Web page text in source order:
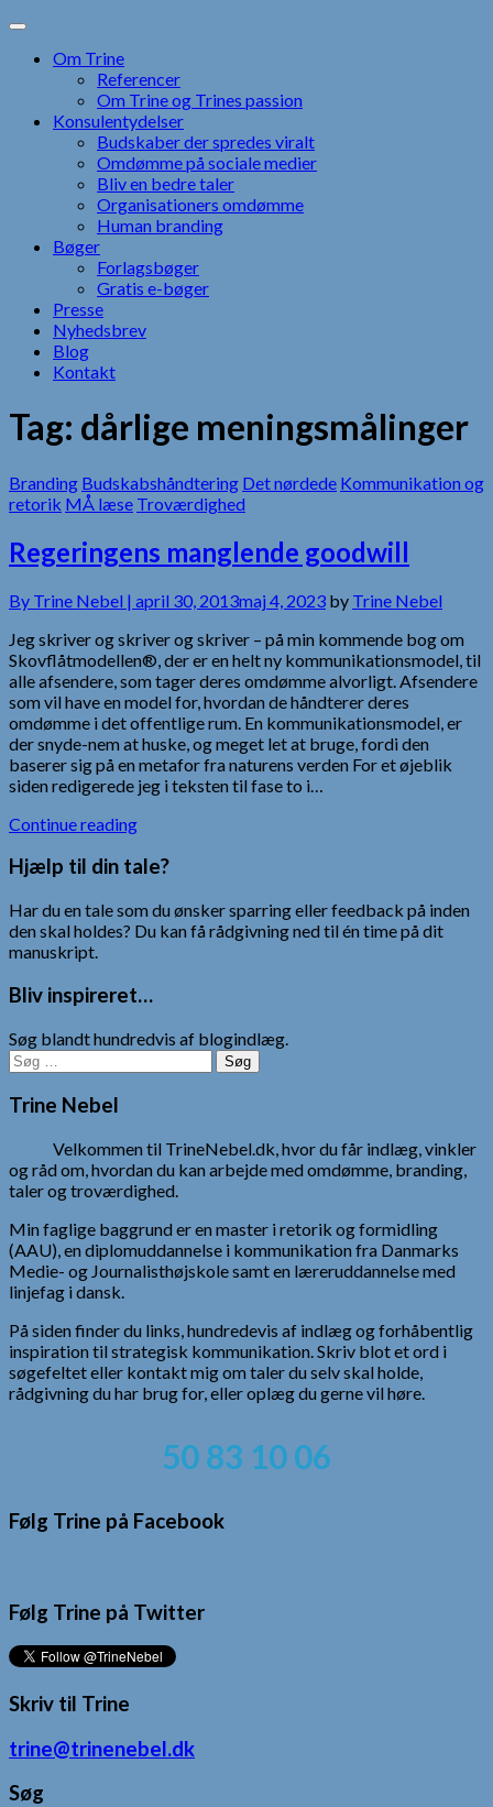
Skip
contentOm Trine
Referencer
Om Trine og Trines passion
Konsulentydelser
Budskaber der spredes viralt
Omdømme på sociale medier
Bliv en bedre taler
Organisationers omdømme
Human branding
Bøger
Forlagsbøger
Gratis e-bøger
Presse
Nyhedsbrev
Blog
Kontakt
Tag: dårlige meningsmålinger
Branding Budskabshåndtering Det nørdede Kommunikation og
retorik MÅ læse Troværdighed
Regeringens manglende goodwill
By Trine Nebel | april 30, 2013maj 4, 2023 by Trine Nebel
Jeg skriver og skriver og skriver – på min kommende bog om
Skovflåtmodellen®, der er en helt ny kommunikationsmodel, til
alle afsendere, som tager deres omdømme alvorligt. Afsendere
som vil have en model for, hvordan de håndterer deres
omdømme i det offentlige rum. En kommunikationsmodel, er
der snyde-nem at huske, og meget let at bruge, fordi den
baserer sig på en metafor fra naturens verden For et øjeblik
siden redigerede jeg i teksten til fase to i…
Continue reading
Hjælp til din tale?
Har du en tale som du ønsker sparring eller feedback på inden
den skal holdes? Du kan få rådgivning ned til én time på dit
manuskript.
Bliv inspireret…
Søg blandt hundredvis af blogindlæg.
Søg
efter:
Trine Nebel
Velkommen til TrineNebel.dk, hvor du får indlæg, vinkler
og råd om, hvordan du kan arbejde med omdømme, branding,
taler og troværdighed.
Min faglige baggrund er en master i retorik og formidling
(AAU), en diplomuddannelse i kommunikation fra Danmarks
Medie- og Journalisthøjskole samt en læreruddannelse med
linjefag i dansk.
På siden finder du links, hundredevis af indlæg og forhåbentlig
inspiration til strategisk kommunikation. Skriv blot et ord i
søgefeltet eller kontakt mig om taler du selv skal holde,
rådgivning du har brug for, eller oplæg du gerne vil høre.
50 83 10 06
Følg Trine på Facebook
Følg Trine på Twitter
Skriv til Trine
trine@trinenebel.dk
Søg